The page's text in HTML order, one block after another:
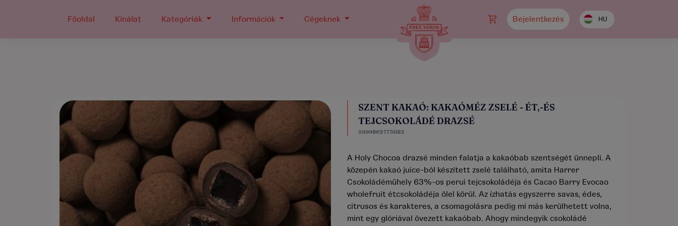
Főoldal Kínálat Kategóriák Információk Cégeknek Bejelentkezés HU
SZENT KAKAÓ: KAKAÓMÉZ ZSELÉ - ÉT,-ÉS
TEJCSOKOLÁDÉ DRAZSÉ
5999862773083
A Holy Chocoa drazsé minden falatja a kakaóbab szentségét ünnepli. A
közepén kakaó juice-ból készített zselé található, amita Harrer
Csokoládéműhely 63%-os perui tejcsokoládéja és Cacao Barry Evocao
wholefruit étcsokoládéja ölel körül. Az ízhatás egyszerre savas, édes,
citrusos és karakteres, a csomagolásra pedig mi más kerülhetett volna,
mint egy glóriával övezett kakaóbab. Ahogy mindegyik csokoládé